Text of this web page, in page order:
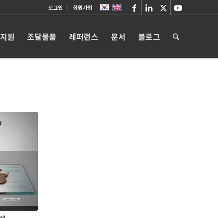
로그인 회원가입
원 조달물품 레퍼런스 문서 블로그